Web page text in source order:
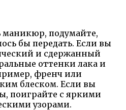
маникюр, подумайте,
бы передать. Если вы
и сдержанный
оттенки лака и
френч или
блеском. Если вы
поиграйте с яркими
узорами.